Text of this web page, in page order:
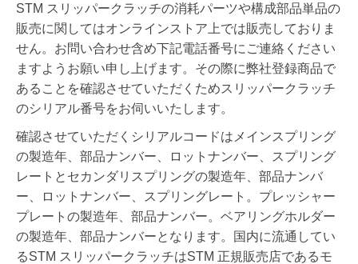
STM スリッパークラッチの消耗パーツや構成部品単品の
販売に関してはオンラインストア上では販売しておりま
せん。お問い合わせ含め下記電話番号にご連絡ください
ますようお願い申し上げます。その際に弊社登録商品で
あることを確認させていただくためスリッパークラッチ
のシリアル番号をお伺いいたします。
確認させていただくシリアルコードはメインスプリング
の製造年、部品ナンバー、ロットナンバー、スプリング
レートとセカンダリスプリングの製造年、部品ナンバ
ー、ロットナンバー、スプリングレート。プレッシャー
プレートの製造年、部品ナンバー。ベアリングホルダー
の製造年、部品ナンバーとなります。国内に流通してい
るSTM スリッパークラッチはSTM 正規販売店であるモ